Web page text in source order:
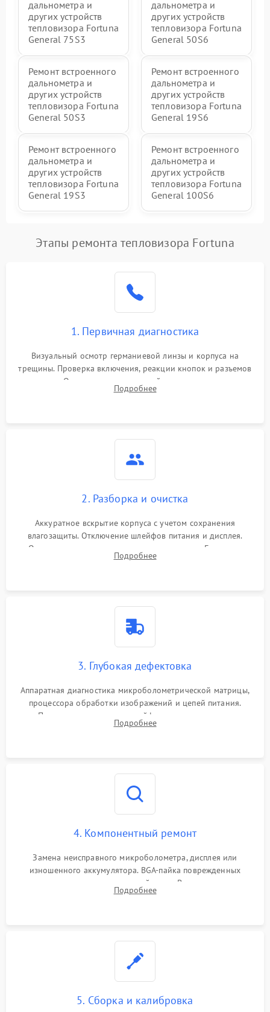
дальнометра и
других устройств
тепловизора Fortuna
General 75S3
дальнометра и
других устройств
тепловизора Fortuna
General 50S6
Ремонт встроенного
дальнометра и
других устройств
тепловизора Fortuna
General 50S3
Ремонт встроенного
дальнометра и
других устройств
тепловизора Fortuna
General 19S6
Ремонт встроенного
дальнометра и
других устройств
тепловизора Fortuna
General 19S3
Ремонт встроенного
дальнометра и
других устройств
тепловизора Fortuna
General 100S6
Этапы ремонта тепловизора Fortuna
1. Первичная диагностика
Визуальный осмотр германиевой линзы и корпуса на
трещины. Проверка включения, реакции кнопок и разъемов
зарядки. Оценка вывода тепловой сигнатуры на экран,
проверка базовых функций и считывание системных
Подробнее
2. Разборка и очистка
Аккуратное вскрытие корпуса с учетом сохранения
влагозащиты. Отключение шлейфов питания и дисплея.
Очистка внутренних плат от окислов и пыли. Бережная
обработка германиевого объектива специализированными
Подробнее
3. Глубокая дефектовка
Аппаратная диагностика микроболометрической матрицы,
процессора обработки изображений и цепей питания.
Проверка целостности шлейфов, модуля памяти и
интерфейсов связи. Выявление сгоревших SMD-компонентов
Подробнее
4. Компонентный ремонт
Замена неисправного микроболометра, дисплея или
изношенного аккумулятора. BGA-пайка поврежденных
контроллеров на материнской плате. Восстановление
разъемов и кнопок, замена поврежденных элементов
Подробнее
5. Сборка и калибровка